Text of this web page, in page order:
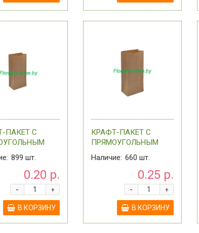
ПАКЕТ С
СМ Х 8 СМ Х
- В
899 шт.
0.20 р.
+
-
В КОРЗИНУ
КРАФТ-ПАКЕТ С
ПРЯМОУГОЛЬНЫМ
ДНОМ, 25 СМ Х 12 СМ
Х 8 СМ, 0 - В
АССОРТИМЕНТЕ
Наличие: 660 шт.
0.25 р.
+
-
В КОРЗИНУ